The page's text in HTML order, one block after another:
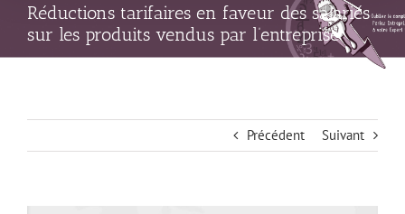
Réductions tarifaires en faveur des salariés
sur les produits vendus par l’entreprise
Précédent Suivant